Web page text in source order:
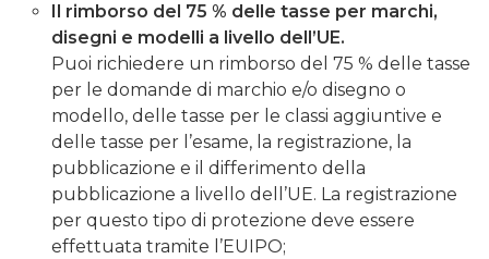
Il rimborso del 75 % delle tasse per marchi,
disegni e modelli a livello dell’UE.
Puoi richiedere un rimborso del 75 % delle tasse
per le domande di marchio e/o disegno o
modello, delle tasse per le classi aggiuntive e
delle tasse per l’esame, la registrazione, la
pubblicazione e il differimento della
pubblicazione a livello dell’UE. La registrazione
per questo tipo di protezione deve essere
effettuata tramite l’EUIPO;